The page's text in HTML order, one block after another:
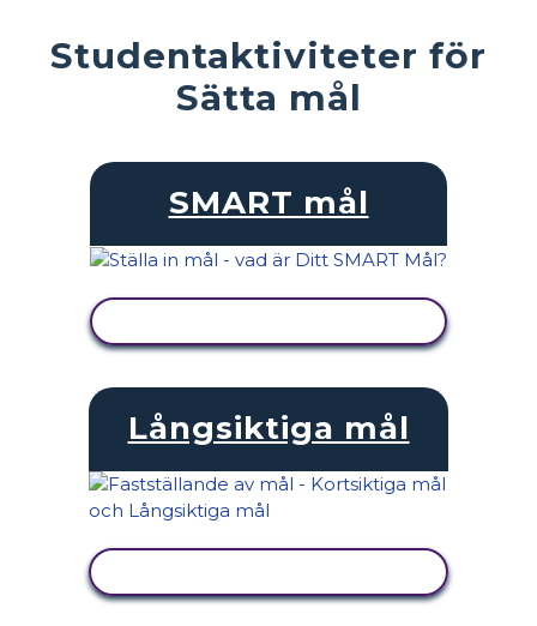
Studentaktiviteter för
Sätta mål
SMART mål
Långsiktiga mål